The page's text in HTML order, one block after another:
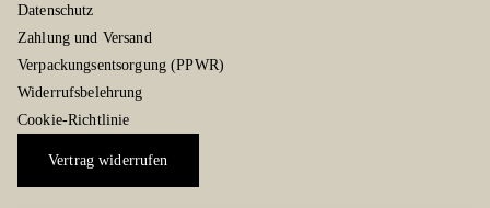
Datenschutz
Zahlung und Versand
Verpackungsentsorgung (PPWR)
Widerrufsbelehrung
Cookie-Richtlinie
Vertrag widerrufen